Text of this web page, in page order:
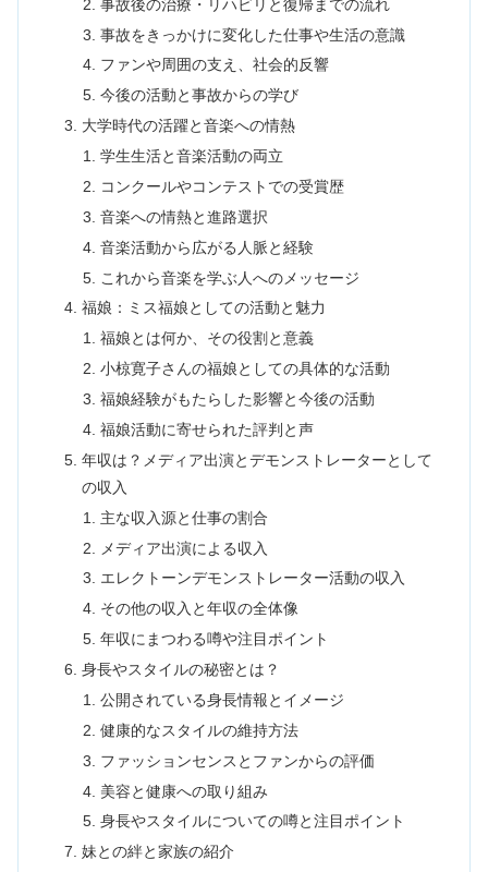
事故後の治療・リハビリと復帰までの流れ
事故をきっかけに変化した仕事や生活の意識
ファンや周囲の支え、社会的反響
今後の活動と事故からの学び
大学時代の活躍と音楽への情熱
学生生活と音楽活動の両立
コンクールやコンテストでの受賞歴
音楽への情熱と進路選択
音楽活動から広がる人脈と経験
これから音楽を学ぶ人へのメッセージ
福娘：ミス福娘としての活動と魅力
福娘とは何か、その役割と意義
小椋寛子さんの福娘としての具体的な活動
福娘経験がもたらした影響と今後の活動
福娘活動に寄せられた評判と声
年収は？メディア出演とデモンストレーターとして
の収入
主な収入源と仕事の割合
メディア出演による収入
エレクトーンデモンストレーター活動の収入
その他の収入と年収の全体像
年収にまつわる噂や注目ポイント
身長やスタイルの秘密とは？
公開されている身長情報とイメージ
健康的なスタイルの維持方法
ファッションセンスとファンからの評価
美容と健康への取り組み
身長やスタイルについての噂と注目ポイント
妹との絆と家族の紹介